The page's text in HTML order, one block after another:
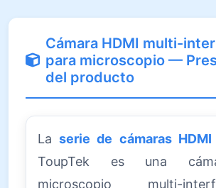
Cámara HDMI multi-
para microscopio —
del producto
Laserie de cámaras HDMI
ToupTek es una
microscopio multi-